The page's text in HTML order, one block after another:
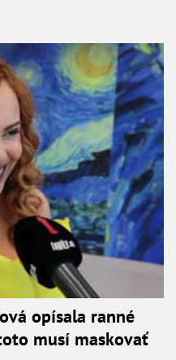
opísala ranné
musí maskovať